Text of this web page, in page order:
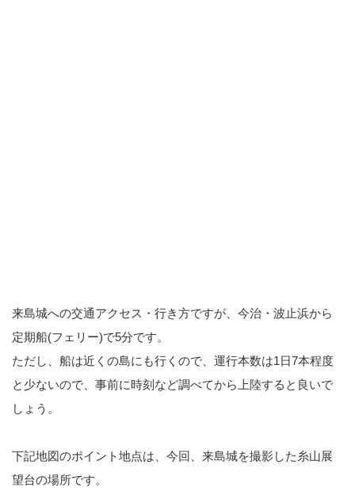
来島城への交通アクセス・行き方ですが、今治・波止浜から
定期船(フェリー)で5分です。
ただし、船は近くの島にも行くので、運行本数は1日7本程度
と少ないので、事前に時刻など調べてから上陸すると良いで
しょう。
下記地図のポイント地点は、今回、来島城を撮影した糸山展
望台の場所です。